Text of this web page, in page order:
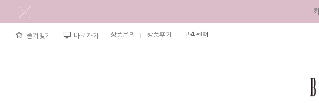
즐겨찾기 바로가기 상품문의 상품후기 고객센터